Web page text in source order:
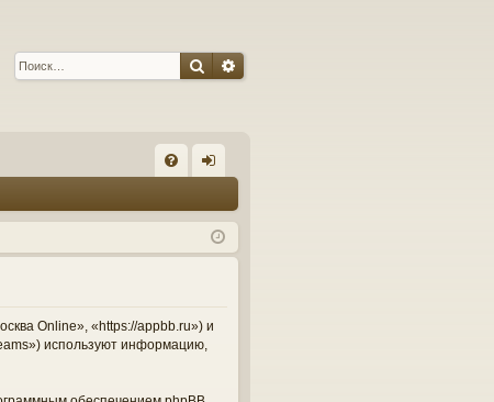
ПоискРасширенный поиск
Q д
Online», «https://appbb.ru») и
используют информацию,